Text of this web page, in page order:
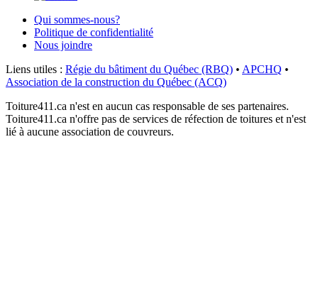
Qui sommes-nous?
Politique de confidentialité
Nous joindre
Liens utiles : Régie du bâtiment du Québec (RBQ) • APCHQ •
Association de la construction du Québec (ACQ)
Toiture411.ca n'est en aucun cas responsable de ses partenaires.
Toiture411.ca n'offre pas de services de réfection de toitures et n'est
lié à aucune association de couvreurs.